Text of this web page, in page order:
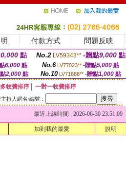
付款方式 問題反映
點 No.2 LV59343** -贈點9,000 點
6,000點 No.6 LV77023** -贈點5,000點
2,000點 No.10 LV71888** -贈點1,000 點
收費排序
一對一收費排序
持人網名/編號：
最近上線時間 : 2026-06-30 23:51:09
加到我的最愛 說明